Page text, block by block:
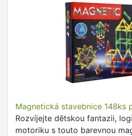
Magnetická stavebnice 148ks
Rozvíjejte dětskou fantazii,
motoriku s touto barevnou